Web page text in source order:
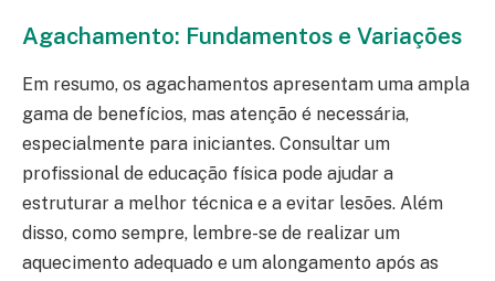
Agachamento: Fundamentos e Variações
Em resumo, os agachamentos apresentam uma ampla
gama de benefícios, mas atenção é necessária,
especialmente para iniciantes. Consultar um
profissional de educação física pode ajudar a
estruturar a melhor técnica e a evitar lesões. Além
disso, como sempre, lembre-se de realizar um
aquecimento adequado e um alongamento após as